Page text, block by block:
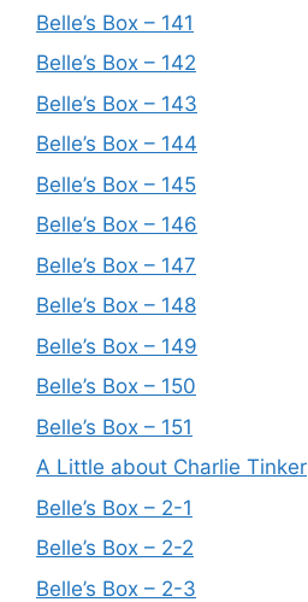
Belle’s Box – 141
Belle’s Box – 142
Belle’s Box – 143
Belle’s Box – 144
Belle’s Box – 145
Belle’s Box – 146
Belle’s Box – 147
Belle’s Box – 148
Belle’s Box – 149
Belle’s Box – 150
Belle’s Box – 151
A Little about Charlie Tinker
Belle’s Box – 2-1
Belle’s Box – 2-2
Belle’s Box – 2-3